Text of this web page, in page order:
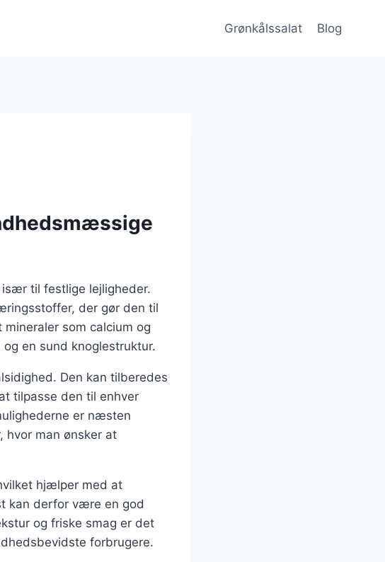
Grønkålssalat Blog
til festlige lejligheder.
der gør den til
som calcium og
en sund knoglestruktur.
Den kan tilberedes
tilpasse den til enhver
er næsten
hvor man ønsker at
hjælper med at
kan derfor være en god
og friske smag er det
forbrugere.